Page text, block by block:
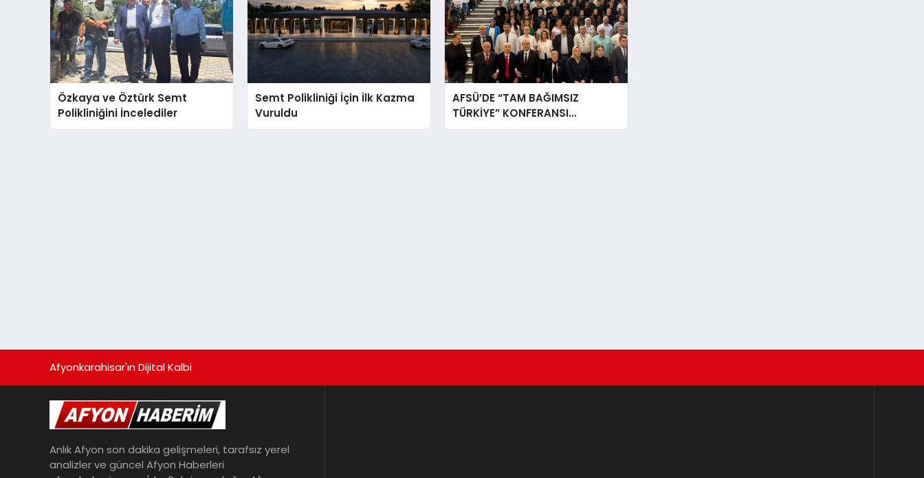
Özkaya ve Öztürk Semt
Polikliniğini İncelediler
Semt Polikliniği İçin İlk Kazma
Vuruldu
AFSÜ’DE “TAM BAĞIMSIZ
TÜRKİYE” KONFERANSI
DÜZENLENDİ
Afyonkarahisar'ın Dijital Kalbi
Anlık Afyon son dakika gelişmeleri, tarafsız yerel
analizler ve güncel Afyon Haberleri